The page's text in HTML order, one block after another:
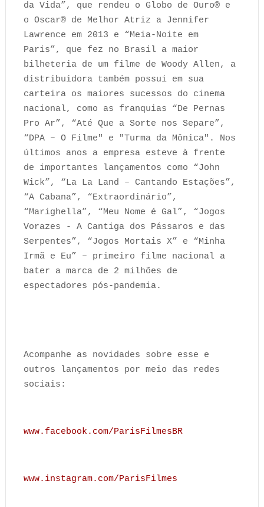
da Vida”, que rendeu o Globo de Ouro®️ e
o Oscar®️ de Melhor Atriz a Jennifer
Lawrence em 2013 e “Meia-Noite em
Paris”, que fez no Brasil a maior
bilheteria de um filme de Woody Allen, a
distribuidora também possui em sua
carteira os maiores sucessos do cinema
nacional, como as franquias “De Pernas
Pro Ar”, “Até Que a Sorte nos Separe”,
“DPA – O Filme" e "Turma da Mônica". Nos
últimos anos a empresa esteve à frente
de importantes lançamentos como “John
Wick”, “La La Land – Cantando Estações”,
“A Cabana”, “Extraordinário”,
“Marighella”, “Meu Nome é Gal”, “Jogos
Vorazes - A Cantiga dos Pássaros e das
Serpentes”, “Jogos Mortais X” e “Minha
Irmã e Eu” – primeiro filme nacional a
bater a marca de 2 milhões de
espectadores pós-pandemia.
Acompanhe as novidades sobre esse e
outros lançamentos por meio das redes
sociais:
www.facebook.com/ParisFilmesBR
www.instagram.com/ParisFilmes